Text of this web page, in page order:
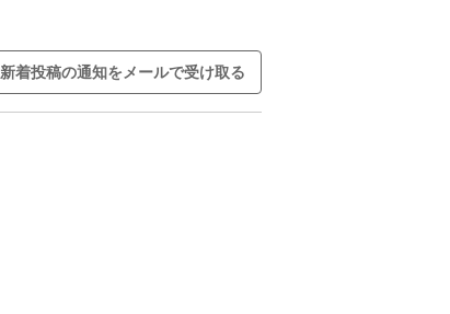
新着投稿の通知をメールで受け取る